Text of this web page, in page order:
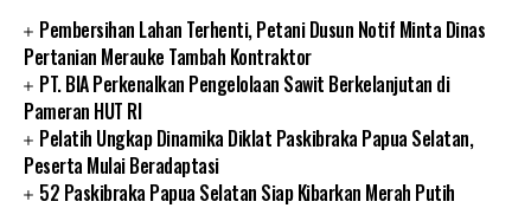
Pembersihan Lahan Terhenti, Petani Dusun Notif Minta Dinas
Pertanian Merauke Tambah Kontraktor
PT. BIA Perkenalkan Pengelolaan Sawit Berkelanjutan di
Pameran HUT RI
Pelatih Ungkap Dinamika Diklat Paskibraka Papua Selatan,
Peserta Mulai Beradaptasi
52 Paskibraka Papua Selatan Siap Kibarkan Merah Putih